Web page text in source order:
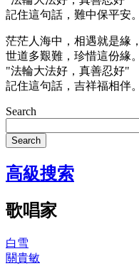
記住這句話，難中保平安。
茫茫人海中，相遇就是緣，
世道多艱難，珍惜這份緣。
"法輪大法好，真善忍好"
記住這句話，吉祥福相伴。
Search
Search
高級搜索
歌唱家
白雪
關貴敏